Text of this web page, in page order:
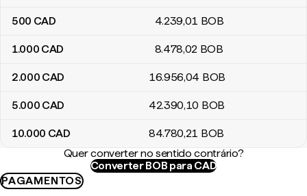
500 CAD 4.239,01 BOB
1.000 CAD 8.478,02 BOB
2.000 CAD 16.956,04 BOB
5.000 CAD 42.390,10 BOB
10.000 CAD 84.780,21 BOB
Quer converter no sentido contrário?
Converter BOB para CAD
PAGAMENTOS